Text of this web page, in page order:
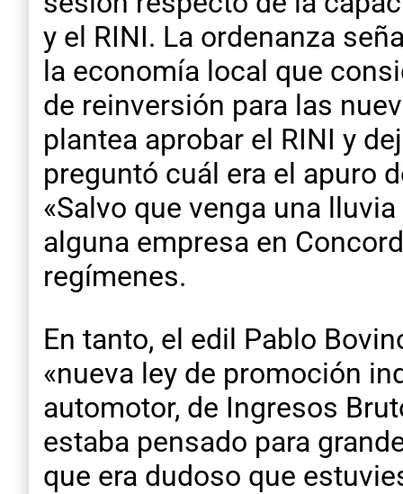
y el RINI. La ordenanza
la economía local que
de reinversión para las
plantea aprobar el RINI y
preguntó cuál era el apuro
«Salvo que venga una
alguna empresa en
regímenes.
En tanto, el edil Pablo
«nueva ley de promoción
automotor, de Ingresos
estaba pensado para
que era dudoso que